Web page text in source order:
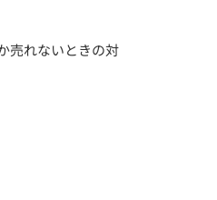
売れないときの対